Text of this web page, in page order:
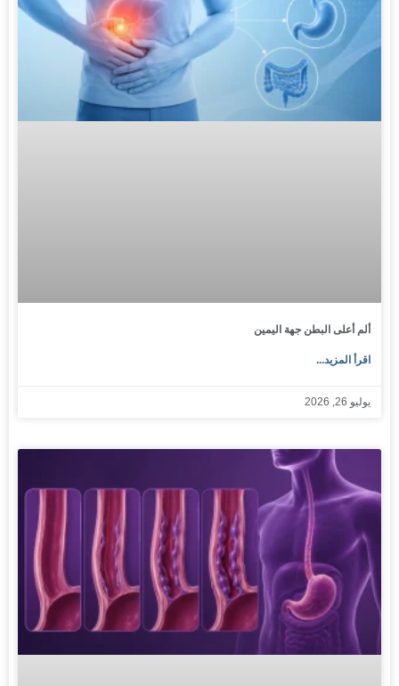
ألم أعلى البطن جهة اليمين
اقرأ المزيد...
يوليو 26, 2026